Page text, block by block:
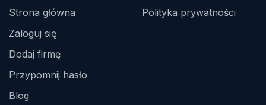
Strona główna
Zaloguj się
Dodaj firmę
Przypomnij hasło
Blog
Polityka prywatności